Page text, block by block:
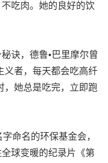
吃肉。她的良好的饮
诀，德鲁•巴里摩尔曾
义者，每天都会吃高纤
，她总是吃完，立即跑
命名的环保基金会，
球变暖的纪录片《第